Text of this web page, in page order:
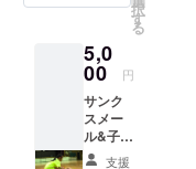
をメー
送りさ
せて頂
きま
す。 ※
支援金
額は支
援画面
択
す
る
5,0
00 円
サンク
スメー
ル&子供
達から
支援